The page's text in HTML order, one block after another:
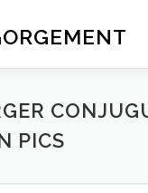
PICS